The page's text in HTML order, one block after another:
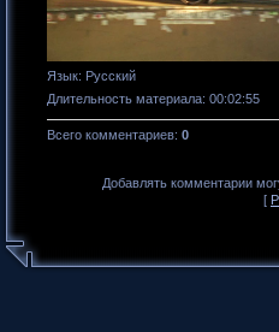
Язык: Русский
Длительность материала: 00:02:55
Всего комментариев: 0
Добавлять комментарии
[